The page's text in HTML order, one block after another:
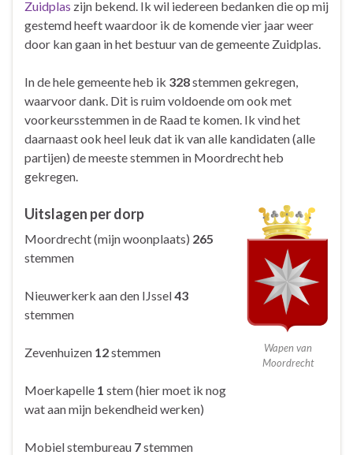
Zuidplas zijn bekend. Ik wil iedereen bedanken die op mij
gestemd heeft waardoor ik de komende vier jaar weer
door kan gaan in het bestuur van de gemeente Zuidplas.
In de hele gemeente heb ik 328stemmen gekregen,
waarvoor dank. Dit is ruim voldoende om ook met
voorkeursstemmen in de Raad te komen. Ik vind het
daarnaast ook heel leuk dat ik van alle kandidaten (alle
partijen) de meeste stemmen in Moordrecht heb
gekregen.
Wapen van
Moordrecht
Uitslagen per dorp
Moordrecht (mijn woonplaats) 265
stemmen
Nieuwerkerk aan den IJssel43
stemmen
Zevenhuizen 12stemmen
Moerkapelle 1 stem (hier moet ik nog
wat aan mijn bekendheid werken)
Mobiel stembureau 7stemmen